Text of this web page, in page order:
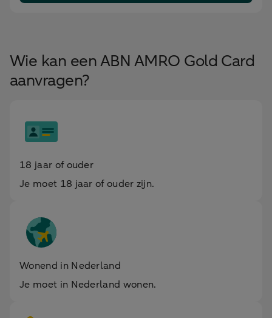
Wie kan een ABN AMRO Gold Card
aanvragen?
18 jaar of ouder
Je moet 18 jaar of ouder zijn.
Wonend in Nederland
Je moet in Nederland wonen.